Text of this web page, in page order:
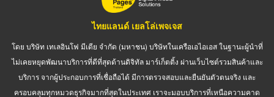
ไทยแลนด์ เยลโล่เพจเจส
โดย บริษัท เทเลอินโฟ มีเดีย จำกัด (มหาชน) บริษัทในเครือเอไอเอส ในฐานะผู้นำที่
ไม่เคยหยุดพัฒนาบริการที่ดีที่สุดด้านดิจิทัล มาร์เก็ตติ้ง ผ่านเว็บไซต์รวมสินค้าและ
บริการ จากผู้ประกอบการที่เชื่อถือได้ มีการตรวจสอบและยืนยันตัวตนจริง และ
ครอบคลุมทุกหมวดธุรกิจมากที่สุดในประเทศ เราจะมอบบริการที่เหนือความคาด